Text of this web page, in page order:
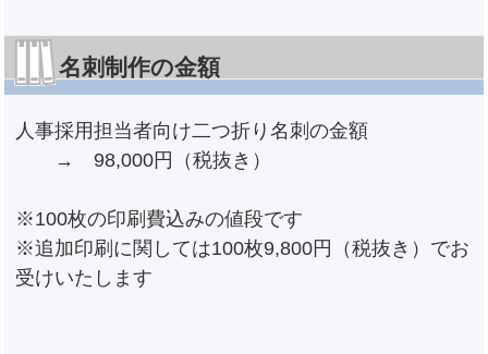
名刺制作の金額
人事採用担当者向け二つ折り名刺の金額
→ 98,000円（税抜き）
※100枚の印刷費込みの値段です
※追加印刷に関しては100枚9,800円（税抜き）でお
受けいたします